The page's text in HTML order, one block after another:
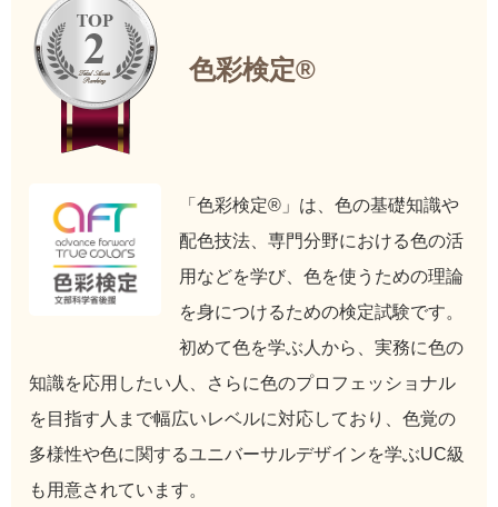
色彩検定®
「色彩検定®」は、色の基礎知識や
配色技法、専門分野における色の活
用などを学び、色を使うための理論
を身につけるための検定試験です。
初めて色を学ぶ人から、実務に色の
知識を応用したい人、さらに色のプロフェッショナル
を目指す人まで幅広いレベルに対応しており、色覚の
多様性や色に関するユニバーサルデザインを学ぶUC級
も用意されています。